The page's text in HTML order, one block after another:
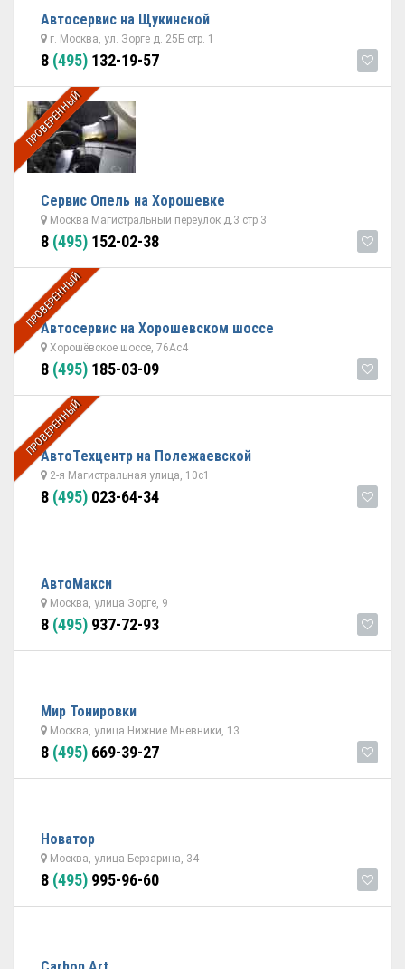
Автосервис на Щукинской
г. Москва, ул. Зорге д. 25Б стр. 1
8 (495) 132-19-57
ПРОВЕРЕННЫЙ
Сервис Опель на Хорошевке
Москва Магистральный переулок д.3 стр.3
8 (495) 152-02-38
ПРОВЕРЕННЫЙ
Автоcервис на Хорошевском шоссе
Хорошёвское шоссе, 76Ас4
8 (495) 185-03-09
ПРОВЕРЕННЫЙ
АвтоТехцентр на Полежаевской
2-я Магистральная улица, 10с1
8 (495) 023-64-34
АвтоМакси
Москва, улица Зорге, 9
8 (495) 937-72-93
Мир Тонировки
Москва, улица Нижние Мневники, 13
8 (495) 669-39-27
Новатор
Москва, улица Берзарина, 34
8 (495) 995-96-60